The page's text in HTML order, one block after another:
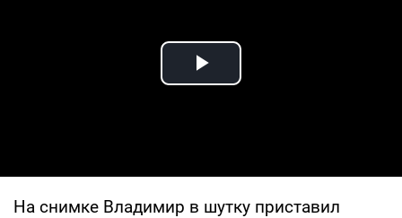
Play Video
На снимке Владимир в шутку приставил